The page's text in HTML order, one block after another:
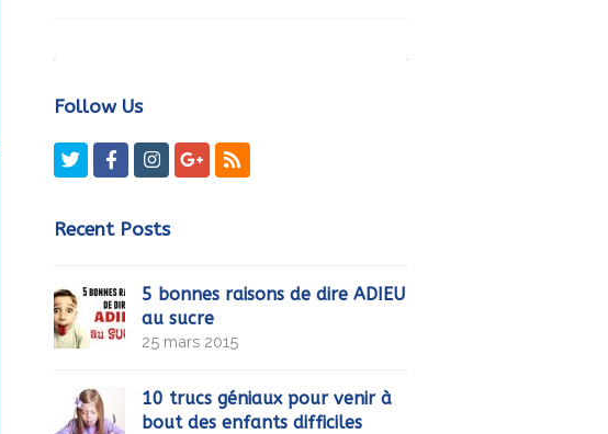
Follow Us
TwitterFacebookInstagramGooglePlus
RSS
Recent Posts
5 bonnes raisons de dire ADIEU
au sucre
25 mars 2015
10 trucs géniaux pour venir à
bout des enfants difficiles